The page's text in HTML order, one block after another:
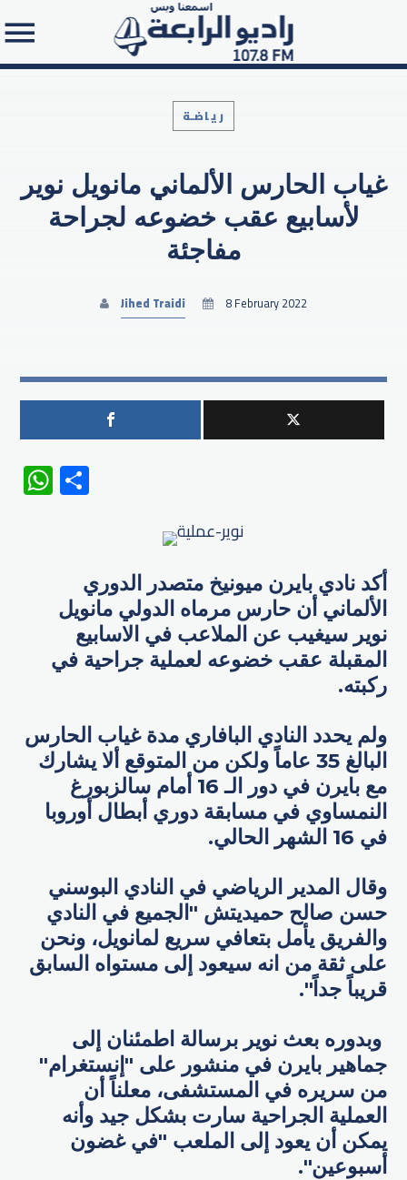
Search in the website:
رياضـة
غياب الحارس الألماني مانويل نوير
لأسابيع عقب خضوعه لجراحة
مفاجئة
Jihed Traidi 8 February 2022
WhatsApp
أكد نادي بايرن ميونيخ متصدر الدوري
الألماني أن حارس مرماه الدولي مانويل
نوير سيغيب عن الملاعب في الاسابيع
المقبلة عقب خضوعه لعملية جراحية في
ركبته.
ولم يحدد النادي البافاري مدة غياب الحارس
البالغ 35 عاماً ولكن من المتوقع ألا يشارك
مع بايرن في دور الـ 16 أمام سالزبورغ
النمساوي في مسابقة دوري أبطال أوروبا
في 16 الشهر الحالي.
وقال المدير الرياضي في النادي البوسني
حسن صالح حميديتش "الجميع في النادي
والفريق يأمل بتعافي سريع لمانويل، ونحن
على ثقة من انه سيعود إلى مستواه السابق
قريباً جداً".
وبدوره بعث نوير برسالة اطمئنان إلى
جماهير بايرن في منشور على "إنستغرام"
من سريره في المستشفى، معلناً أن
العملية الجراحية سارت بشكل جيد وأنه
يمكن أن يعود إلى الملعب "في غضون
أسبوعين".